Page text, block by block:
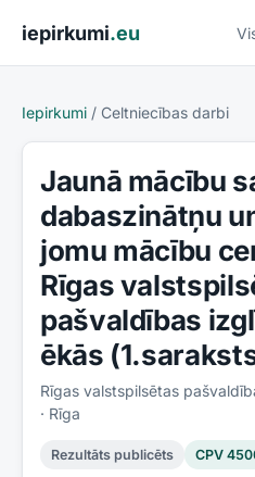
iepirkumi.eu
Iepirkumi / Celtniecības darbi
Jaunā mācību
dabaszinātņu
jomu mācību
Rīgas
pašvaldības
ēkās
Rīgas valstspilsētas
· Rīga
Rezultāts publicēts CPV